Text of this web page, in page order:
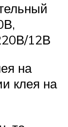
12В
на
клея на